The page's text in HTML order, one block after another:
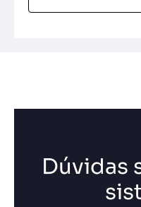
Dúvidas